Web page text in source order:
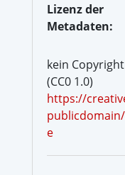
Lizenz der
Metadaten:
kein
(CC0 1.0)
https://
e